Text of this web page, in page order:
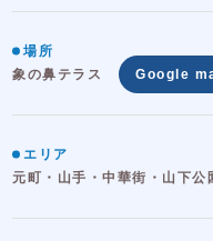
場所
象の鼻テラス
Google
エリア
元町・山手・中華街・山下公